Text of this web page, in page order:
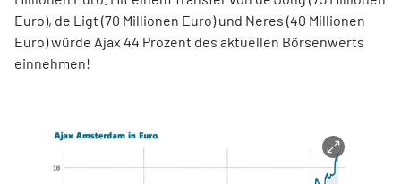
Euro), de Ligt (70 Millionen Euro) und Neres (40 Millionen
Euro) würde Ajax 44 Prozent des aktuellen Börsenwerts
einnehmen!